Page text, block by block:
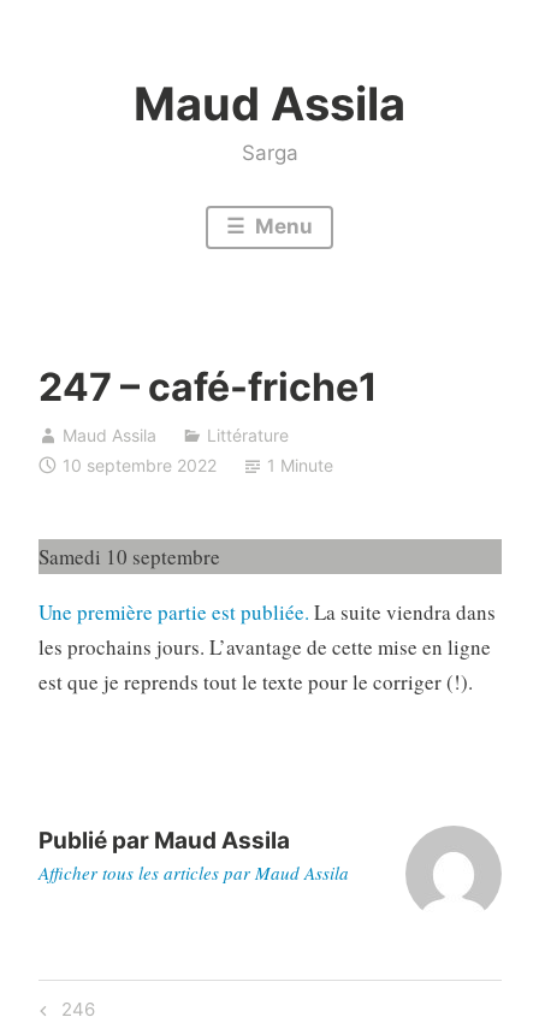
Maud Assila
Sarga
Menu
247 – café-friche1
Maud Assila
Littérature
10 septembre 2022
1 Minute
Samedi 10 septembre
Une première partie est publiée. La suite viendra dans
les prochains jours. L’avantage de cette mise en ligne
est que je reprends tout le texte pour le corriger (!).
Publié par Maud Assila
Afficher tous les articles par Maud Assila
Navigation
Previous
246